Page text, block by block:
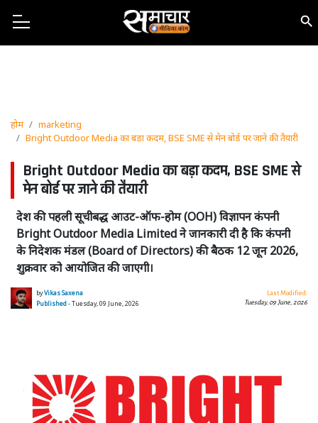
होम
marketing
Bright Outdoor Media का बड़ा कदम, BSE SME से मेन बोर्ड पर जाने की तैयारी
Bright Outdoor Media का बड़ा कदम, BSE SME से
मेन बोर्ड पर जाने की तैयारी
देश की पहली सूचीबद्ध आउट-ऑफ-होम (OOH) विज्ञापन कंपनी
Bright Outdoor Media Limited ने जानकारी दी है कि कंपनी
के निदेशक मंडल (Board of Directors) की बैठक 12 जून 2026,
शुक्रवार को आयोजित की जाएगी।
byVikas Saxena
Published- Tuesday, 09 June, 2026
Last Modified:
Tuesday, 09 June, 2026